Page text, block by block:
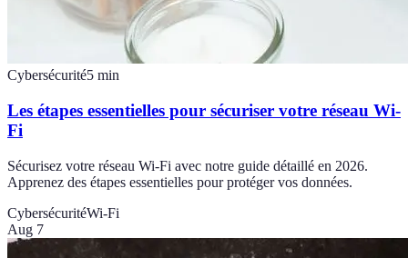
Cybersécurité5 min
Les étapes essentielles pour sécuriser votre réseau Wi-
Fi
Sécurisez votre réseau Wi-Fi avec notre guide détaillé en 2026.
Apprenez des étapes essentielles pour protéger vos données.
CybersécuritéWi-Fi
Aug 7